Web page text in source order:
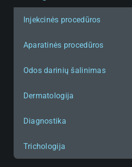
Injekcinės procedūros
Aparatinės procedūros
Odos darinių šalinimas
Dermatologija
Diagnostika
Trichologija
spindinčiai odai!
Paslauga: